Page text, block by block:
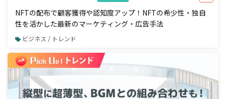
NFTの配布で顧客獲得や認知度アップ！NFTの希少性・独自
性を活かした最新のマーケティング・広告手法
ビジネス / トレンド